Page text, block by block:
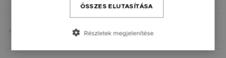
Opcionális
ÖSSZES ELUTASÍTÁSA
Részletek megjelenítése